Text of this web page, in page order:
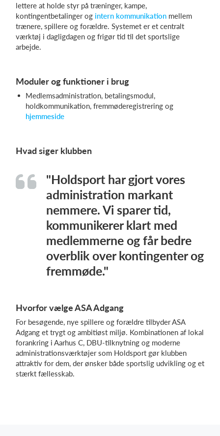
lettere at holde styr på træninger, kampe,
kontingentbetalinger og intern kommunikation mellem
trænere, spillere og forældre. Systemet er et centralt
værktøj i dagligdagen og frigør tid til det sportslige
arbejde.
Moduler og funktioner i brug
Medlemsadministration, betalingsmodul,
holdkommunikation, fremmøderegistrering og
hjemmeside
Hvad siger klubben
"Holdsport har gjort vores
administration markant
nemmere. Vi sparer tid,
kommunikerer klart med
medlemmerne og får bedre
overblik over kontingenter og
fremmøde."
Hvorfor vælge ASA Adgang
For besøgende, nye spillere og forældre tilbyder ASA
Adgang et trygt og ambitiøst miljø. Kombinationen af lokal
forankring i Aarhus C, DBU-tilknytning og moderne
administrationsværktøjer som Holdsport gør klubben
attraktiv for dem, der ønsker både sportslig udvikling og et
stærkt fællesskab.